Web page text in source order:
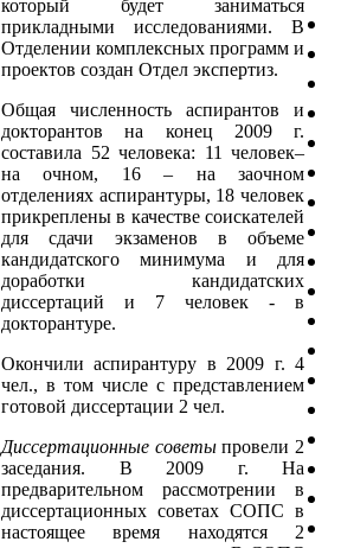
который будет заниматься
прикладными исследованиями. В
Отделении комплексных программ и
проектов создан Отдел экспертиз.
Общая численность аспирантов и
докторантов на конец 2009 г.
составила 52 человека: 11 человек–
на очном, 16 – на заочном
отделениях аспирантуры, 18 человек
прикреплены в качестве соискателей
для сдачи экзаменов в объеме
кандидатского минимума и для
доработки кандидатских
диссертаций и 7 человек - в
докторантуре.
Окончили аспирантуру в 2009 г. 4
чел., в том числе с представлением
готовой диссертации 2 чел.
Диссертационные советыпровели 2
заседания. В 2009 г. На
предварительном рассмотрении в
диссертационных советах СОПС в
настоящее время находятся 2